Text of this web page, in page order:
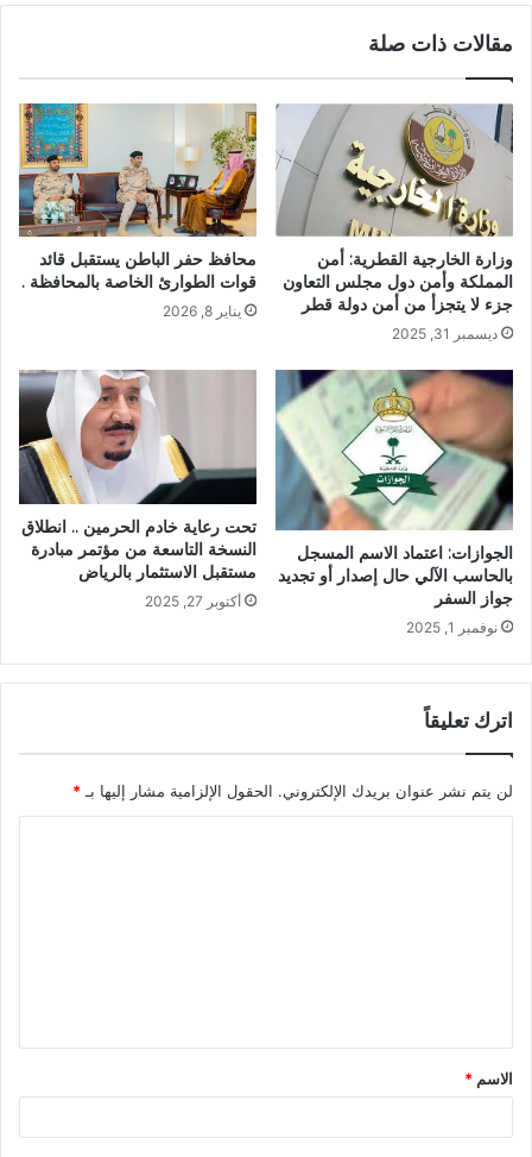
مقالات ذات صلة
وزارة الخارجية القطرية: أمن
المملكة وأمن دول مجلس التعاون
جزء لا يتجزأ من أمن دولة قطر
ديسمبر 31, 2025
محافظ حفر الباطن يستقبل قائد
قوات الطوارئ الخاصة بالمحافظة .
يناير 8, 2026
الجوازات: اعتماد الاسم المسجل
بالحاسب الآلي حال إصدار أو تجديد
جواز السفر
نوفمبر 1, 2025
تحت رعاية خادم الحرمين .. انطلاق
النسخة التاسعة من مؤتمر مبادرة
مستقبل الاستثمار بالرياض
أكتوبر 27, 2025
اترك تعليقاً
لن يتم نشر عنوان بريدك الإلكتروني. الحقول الإلزامية مشار إليها بـ *
ق
*
الاسم *